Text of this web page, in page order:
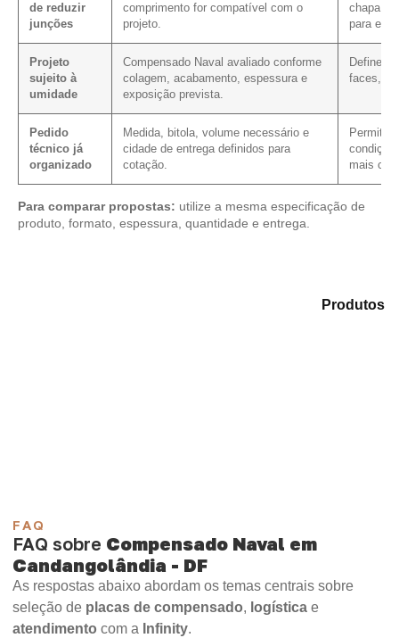
de reduzir
junções
comprimento for compatível com o
projeto.
chapa
para
Projeto
sujeito à
umidade
Compensado Naval avaliado conforme
colagem, acabamento, espessura e
exposição prevista.
Define
faces,
Pedido
técnico já
organizado
Medida, bitola, volume necessário e
cidade de entrega definidos para
cotação.
Permite
mais
Para comparar propostas: utilize a mesma especificação de
produto, formato, espessura, quantidade e entrega.
Produtos
FAQ
FAQ sobre Compensado Naval em
Candangolândia - DF
As respostas abaixo abordam os temas centrais sobre
seleção de placas de compensado, logística e
atendimento com a Infinity.